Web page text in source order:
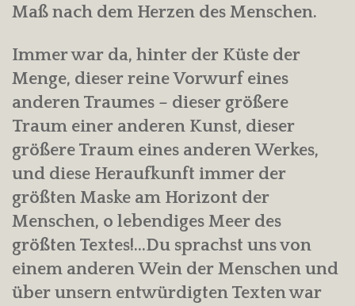
Maß nach dem Herzen des Menschen.
Immer war da, hinter der Küste der
Menge, dieser reine Vorwurf eines
anderen Traumes – dieser größere
Traum einer anderen Kunst, dieser
größere Traum eines anderen Werkes,
und diese Heraufkunft immer der
größten Maske am Horizont der
Menschen, o lebendiges Meer des
größten Textes!…Du sprachst uns von
einem anderen Wein der Menschen und
über unsern entwürdigten Texten war